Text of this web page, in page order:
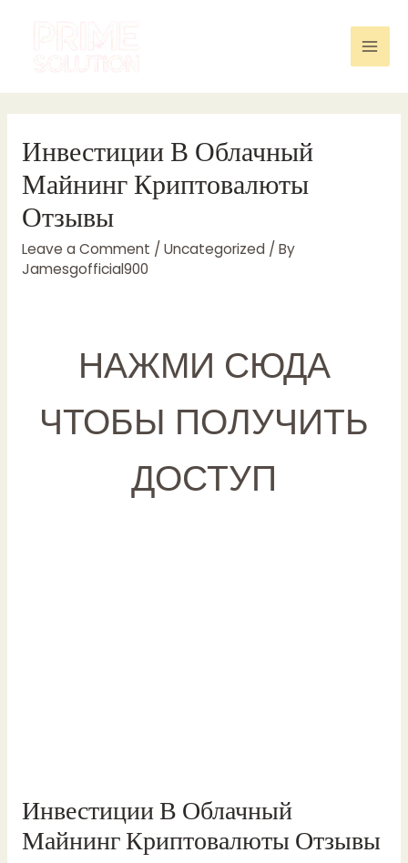
Инвестиции В Облачный
Майнинг Криптовалюты
Отзывы
Leave a Comment / Uncategorized/ By
Jamesgofficial900
НАЖМИ СЮДА
ЧТОБЫ ПОЛУЧИТЬ
ДОСТУП
Инвестиции В Облачный
Майнинг Криптовалюты Отзывы